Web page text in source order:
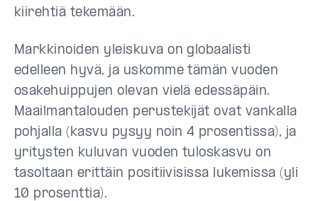
kiirehtiä tekemään.
Markkinoiden yleiskuva on globaalisti
edelleen hyvä, ja uskomme tämän vuoden
osakehuippujen olevan vielä edessäpäin.
Maailmantalouden perustekijät ovat vankalla
pohjalla (kasvu pysyy noin 4 prosentissa), ja
yritysten kuluvan vuoden tuloskasvu on
tasoltaan erittäin positiivisissa lukemissa (yli
10 prosenttia).